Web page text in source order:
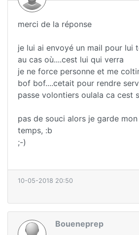
merci de la réponse
je lui ai envoyé un mail pour lui
au cas où....cest lui qui verra
je ne force personne et me
bof bof....cetait pour rendre
passe volontiers oulala ca cest
pas de souci alors je garde
temps, :b
;-)
10-05-2018 20:50
Boueneprep